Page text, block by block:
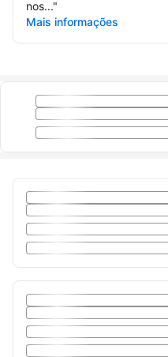
nos..."
Mais informações